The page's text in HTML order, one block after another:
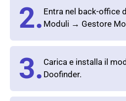
2. Entra nel back-office
Moduli → Gestore
3. Carica e installa il
Doofinder.